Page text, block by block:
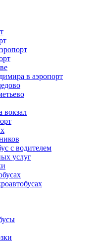
в аэропорт
вокзал
с водителем
услуг